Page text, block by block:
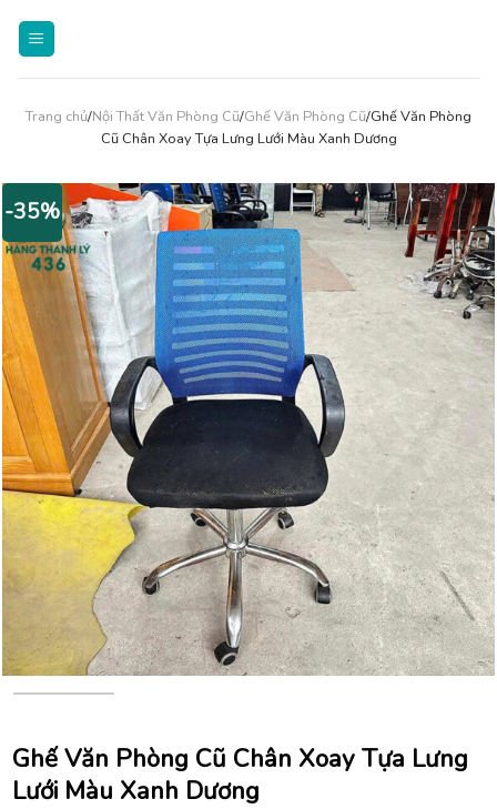
Trang chủ/Nội Thất Văn Phòng Cũ/Ghế Văn Phòng Cũ/Ghế Văn Phòng
Cũ Chân Xoay Tựa Lưng Lưới Màu Xanh Dương
-35%
Ghế Văn Phòng Cũ Chân Xoay Tựa Lưng
Lưới Màu Xanh Dương